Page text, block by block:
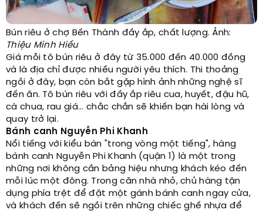
Bún riêu ở chợ Bến Thành đầy ắp, chất lượng. Ảnh:
Thiệu Minh Hiếu
Giá mỗi tô bún riêu ở đây từ 35.000 đến 40.000 đồng
và là địa chỉ được nhiều người yêu thích. Thi thoảng
ngồi ở đây, bạn còn bắt gặp hình ảnh những nghệ sĩ
đến ăn. Tô bún riêu với đầy ắp riêu cua, huyết, đậu hũ,
cà chua, rau giá... chắc chắn sẽ khiến bạn hài lòng và
quay trở lại.
Bánh canh Nguyễn Phi Khanh
Nổi tiếng với kiểu bán "trong vòng một tiếng", hàng
bánh canh Nguyễn Phi Khanh (quận 1) là một trong
những nơi không cần bảng hiệu nhưng khách kéo đến
mỗi lúc một đông. Trong căn nhà nhỏ, chủ hàng tận
dụng phía trệt để đặt một gánh bánh canh ngay cửa,
và khách đến sẽ ngồi trên những chiếc ghế nhựa để